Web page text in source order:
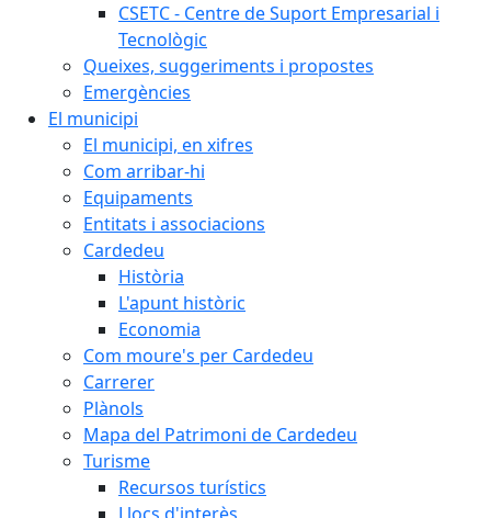
CSETC - Centre de Suport Empresarial i
Tecnològic
Queixes, suggeriments i propostes
Emergències
El municipi
El municipi, en xifres
Com arribar-hi
Equipaments
Entitats i associacions
Cardedeu
Història
L'apunt històric
Economia
Com moure's per Cardedeu
Carrerer
Plànols
Mapa del Patrimoni de Cardedeu
Turisme
Recursos turístics